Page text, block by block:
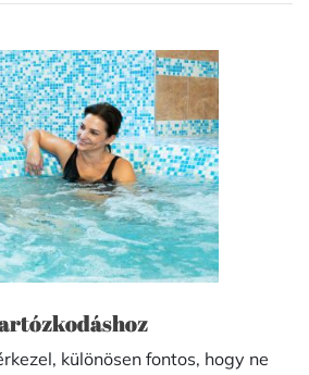
különösen fontos, hogy ne